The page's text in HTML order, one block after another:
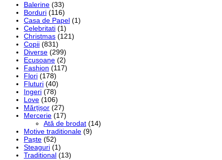
Balerine (33)
Borduri (116)
Casa de Papel (1)
Celebritati (1)
Christmas (121)
Copii (831)
Diverse (299)
Ecusoane (2)
Fashion (117)
Flori (178)
Fluturi (40)
Ingeri (78)
Love (106)
Mărțișor (27)
Mercerie (17)
Ată de brodat (14)
Motive traditionale (9)
Paște (52)
Steaguri (1)
Traditional (13)